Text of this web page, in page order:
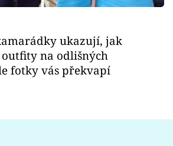
ukazují, jak
na odlišných
fotky vás překvapí